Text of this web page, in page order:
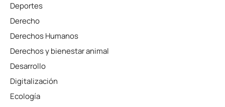
Deportes
Derecho
Derechos Humanos
Derechos y bienestar animal
Desarrollo
Digitalización
Ecología